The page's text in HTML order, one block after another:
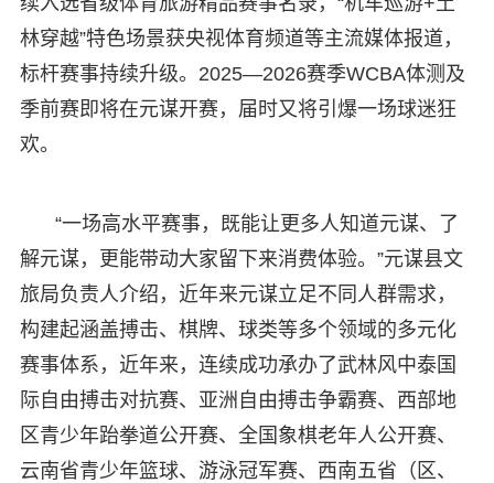
林穿越”特色场景获央视体育频道等主流媒体报道，
标杆赛事持续升级。2025—2026赛季WCBA体测及
季前赛即将在元谋开赛，届时又将引爆一场球迷狂
欢。
“一场高水平赛事，既能让更多人知道元谋、了
解元谋，更能带动大家留下来消费体验。”元谋县文
旅局负责人介绍，近年来元谋立足不同人群需求，
构建起涵盖搏击、棋牌、球类等多个领域的多元化
赛事体系，近年来，连续成功承办了武林风中泰国
际自由搏击对抗赛、亚洲自由搏击争霸赛、西部地
区青少年跆拳道公开赛、全国象棋老年人公开赛、
云南省青少年篮球、游泳冠军赛、西南五省（区、